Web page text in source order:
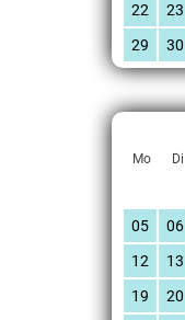
22
23
29
30
Mo Di
05
06
12
13
19
20